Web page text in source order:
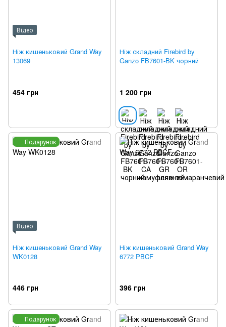
Відео
Ніж кишеньковий Grand Way
13069
454 грн
Ніж складний Firebird by
Ganzo FB7601-BK чорний
1 200 грн
Подарунок
Відео
Ніж кишеньковий Grand Way
WK0128
446 грн
Ніж кишеньковий Grand Way
6772 PBCF
396 грн
Подарунок